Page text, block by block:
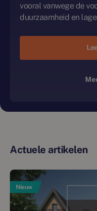
vooral vanwege de
duurzaamheid en
Actuele artikelen
Nieuw